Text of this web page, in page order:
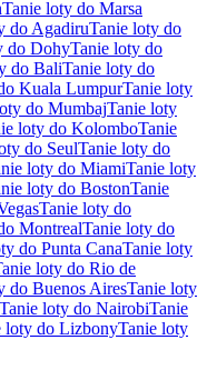
Tanie loty do Marsa
do AgadiruTanie loty do
do DohyTanie loty do
do BaliTanie loty do
Kuala LumpurTanie loty
do MumbajTanie loty
loty do KolomboTanie
do SeulTanie loty do
loty do MiamiTanie loty
loty do BostonTanie
Tanie loty do
MontrealTanie loty do
do Punta CanaTanie loty
loty do Rio de
do Buenos AiresTanie loty
Tanie loty do NairobiTanie
loty do LizbonyTanie loty